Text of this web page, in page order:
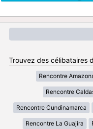
Trouvez des célibataires
Rencontre
Rencontre
Rencontre Cundinamarca
Rencontre La Guajira